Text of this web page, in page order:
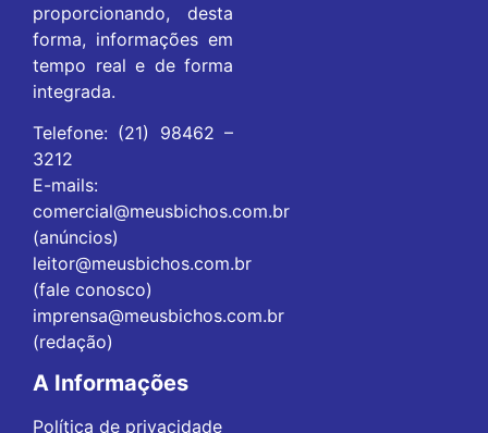
proporcionando, desta
forma, informações em
tempo real e de forma
integrada.
Telefone: (21) 98462 –
3212
E-mails:
comercial@meusbichos.com.br
(anúncios)
leitor@meusbichos.com.br
(fale conosco)
imprensa@meusbichos.com.br
(redação)
A Informações
Política de privacidade